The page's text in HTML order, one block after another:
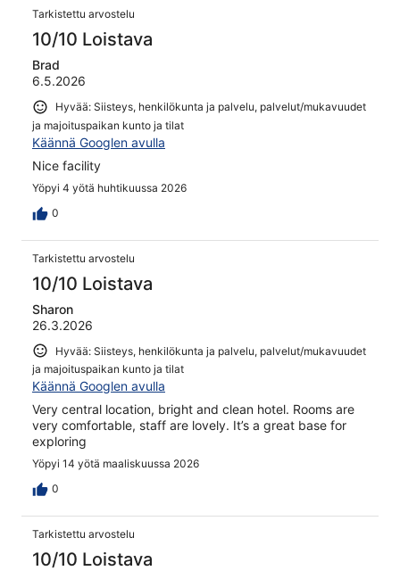
Tarkistettu arvostelu
10/10 Loistava
Brad
6.5.2026
Hyvää: Siisteys, henkilökunta ja palvelu, palvelut/mukavuudet
ja majoituspaikan kunto ja tilat
Käännä Googlen avulla
Nice facility
Yöpyi 4 yötä huhtikuussa 2026
0
Tarkistettu arvostelu
10/10 Loistava
Sharon
26.3.2026
Hyvää: Siisteys, henkilökunta ja palvelu, palvelut/mukavuudet
ja majoituspaikan kunto ja tilat
Käännä Googlen avulla
Very central location, bright and clean hotel. Rooms are
very comfortable, staff are lovely. It’s a great base for
exploring
Yöpyi 14 yötä maaliskuussa 2026
0
Tarkistettu arvostelu
10/10 Loistava